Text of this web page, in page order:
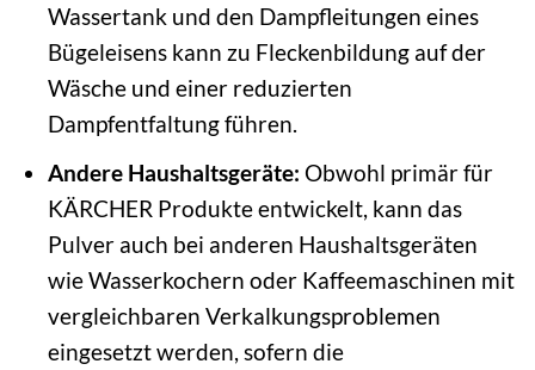
Wassertank und den Dampfleitungen eines
Bügeleisens kann zu Fleckenbildung auf der
Wäsche und einer reduzierten
Dampfentfaltung führen.
Andere Haushaltsgeräte: Obwohl primär für
KÄRCHER Produkte entwickelt, kann das
Pulver auch bei anderen Haushaltsgeräten
wie Wasserkochern oder Kaffeemaschinen mit
vergleichbaren Verkalkungsproblemen
eingesetzt werden, sofern die